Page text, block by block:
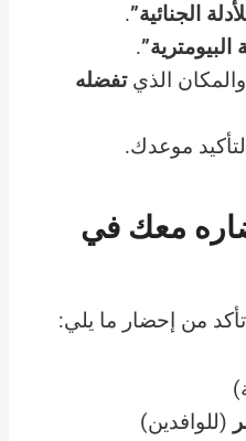
الجنائية”.
البيومترية”.
والمكان الذيتفضله
موعدك.
معك في
من إحضار ما يلي:
(للوافدين)